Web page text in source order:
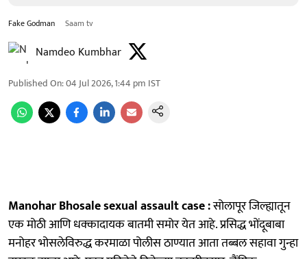
Fake Godman Saam tv
Namdeo Kumbhar
Published On:04 Jul 2026, 1:44 pm IST
Manohar Bhosale sexual assault case :सोलापूर जिल्ह्यातून
एक मोठी आणि धक्कादायक बातमी समोर येत आहे. प्रसिद्ध भोंदूबाबा
मनोहर भोसलेविरुद्ध करमाळा पोलीस ठाण्यात आता तब्बल सहावा गुन्हा